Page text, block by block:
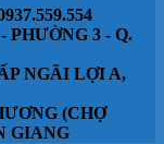
PHƯỜNG 3 - Q.
NGÃI LỢI A,
(CHỢ
GIANG